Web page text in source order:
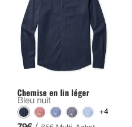
Chemise en lin léger
Bleu nuit
+4